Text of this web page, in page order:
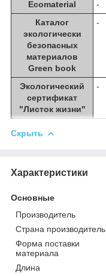
Ecomaterial
-
Каталог
экологически
безопасных
материалов
Green book
-
Экологический
сертификат
"Листок жизни"
-
Скрыть
Характеристики
Основные
Производитель
Страна производитель
Форма поставки
материала
Длина